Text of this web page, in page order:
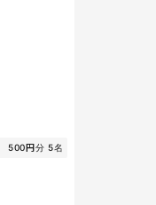
500円分 5名